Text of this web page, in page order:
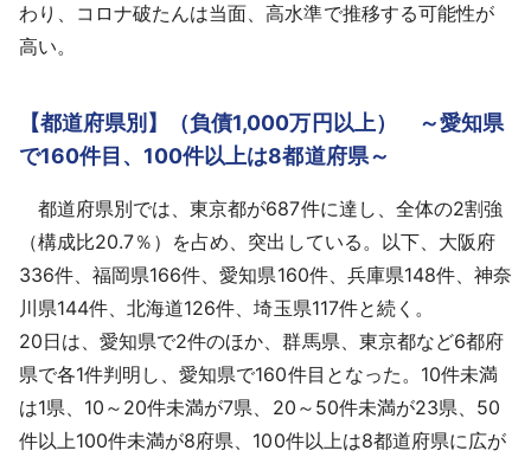
わり、コロナ破たんは当面、高水準で推移する可能性が
高い。
【都道府県別】（負債1,000万円以上） ～愛知県
で160件目、100件以上は8都道府県～
都道府県別では、東京都が687件に達し、全体の2割強
（構成比20.7％）を占め、突出している。以下、大阪府
336件、福岡県166件、愛知県160件、兵庫県148件、神奈
川県144件、北海道126件、埼玉県117件と続く。
20日は、愛知県で2件のほか、群馬県、東京都など6都府
県で各1件判明し、愛知県で160件目となった。10件未満
は1県、10～20件未満が7県、20～50件未満が23県、50
件以上100件未満が8府県、100件以上は8都道府県に広が